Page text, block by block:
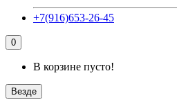
+7(916)653-26-45
0
В корзине пусто!
Везде